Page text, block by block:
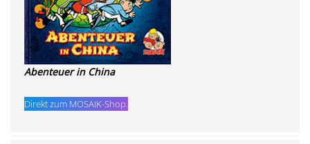
Abenteuer in China
Direkt zum MOSAIK-Shop.